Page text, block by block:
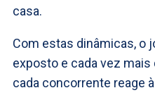
casa.
Com estas dinâmicas, o
exposto e cada vez
cada concorrente reage